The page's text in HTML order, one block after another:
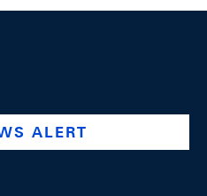
company/swiss-national-
@swissnationalbank
ALERT